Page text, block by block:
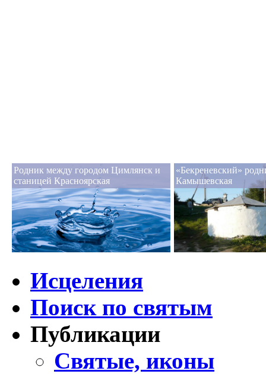
Родник между городом Цимлянск и
станицей Красноярская
«Бекреневский»
Камышевская
Исцеления
Поиск по святым
Публикации
Святые, иконы